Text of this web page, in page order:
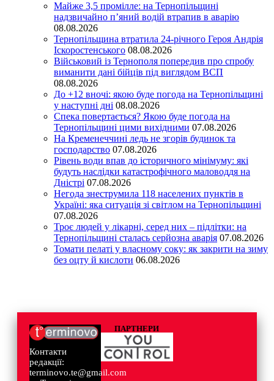
Майже 3,5 промілле: на Тернопільщині
надзвичайно п’яний водій втрапив в аварію
08.08.2026
Тернопільщина втратила 24-річного Героя Андрія
Іскоростенського 08.08.2026
Військовий із Тернополя попередив про спробу
виманити дані бійців під виглядом ВСП
08.08.2026
До +12 вночі: якою буде погода на Тернопільщині
у наступні дні 08.08.2026
Спека повертається? Якою буде погода на
Тернопільщині цими вихідними 07.08.2026
На Кременеччині ледь не згорів будинок та
господарство 07.08.2026
Рівень води впав до історичного мінімуму: які
будуть наслідки катастрофічного маловоддя на
Дністрі 07.08.2026
Негода знеструмила 118 населених пунктів в
Україні: яка ситуація зі світлом на Тернопільщині
07.08.2026
Троє людей у лікарні, серед них – підлітки: на
Тернопільщині сталась серйозна аварія 07.08.2026
Томати пелаті у власному соку: як закрити на зиму
без оцту й кислоти 06.08.2026
Контакти
редакції:
terminovo.te@gmail.com
ПАРТНЕРИ